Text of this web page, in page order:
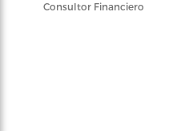
Consultor Financiero